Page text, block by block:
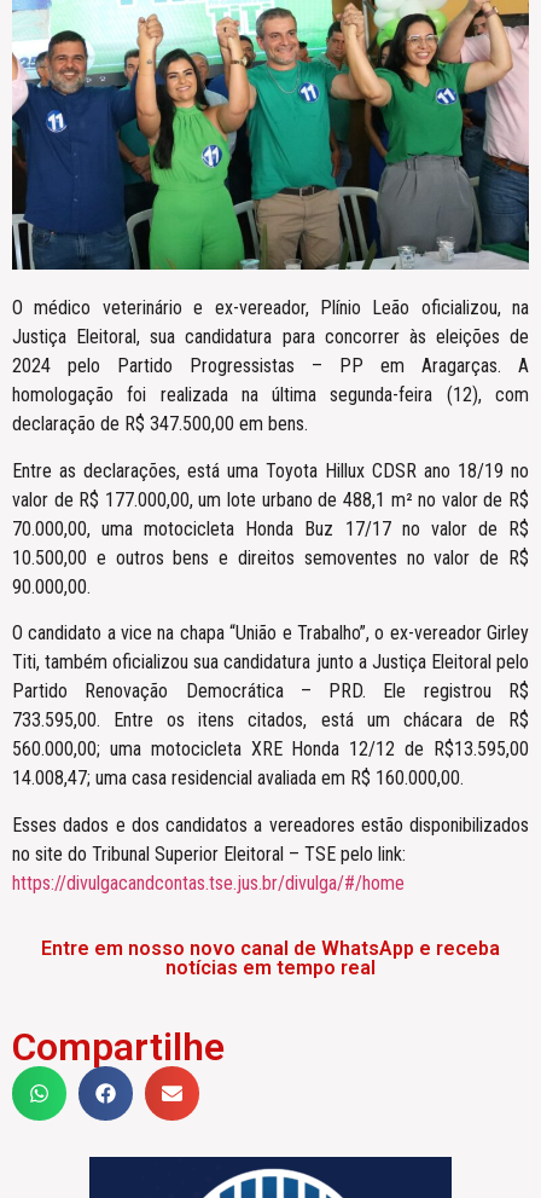
O médico veterinário e ex-vereador, Plínio Leão oficializou, na
Justiça Eleitoral, sua candidatura para concorrer às eleições de
2024 pelo Partido Progressistas – PP em Aragarças. A
homologação foi realizada na última segunda-feira (12), com
declaração de R$ 347.500,00 em bens.
Entre as declarações, está uma Toyota Hillux CDSR ano 18/19 no
valor de R$ 177.000,00, um lote urbano de 488,1 m² no valor de R$
70.000,00, uma motocicleta Honda Buz 17/17 no valor de R$
10.500,00 e outros bens e direitos semoventes no valor de R$
90.000,00.
O candidato a vice na chapa “União e Trabalho”, o ex-vereador Girley
Titi, também oficializou sua candidatura junto a Justiça Eleitoral pelo
Partido Renovação Democrática – PRD. Ele registrou R$
733.595,00. Entre os itens citados, está um chácara de R$
560.000,00; uma motocicleta XRE Honda 12/12 de R$13.595,00
14.008,47; uma casa residencial avaliada em R$ 160.000,00.
Esses dados e dos candidatos a vereadores estão disponibilizados
no site do Tribunal Superior Eleitoral – TSE pelo link:
https://divulgacandcontas.tse.jus.br/divulga/#/home
Entre em nosso novo canal de WhatsApp e receba
notícias em tempo real
Compartilhe